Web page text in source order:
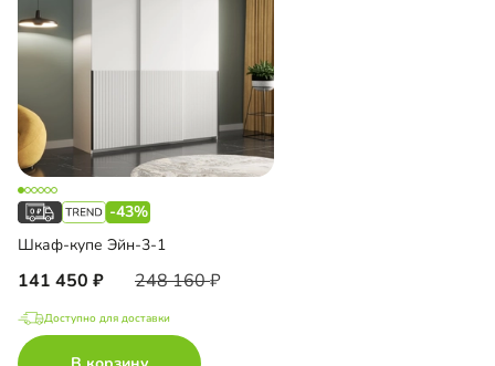
-43%
Шкаф-купе Эйн-3-1
141 450 248 160
Доступно для доставки